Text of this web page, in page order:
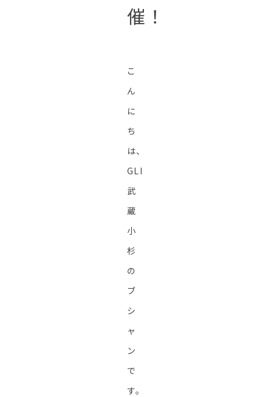
催！
こ
ん
に
ち
は、
GLI
武
蔵
小
杉
の
ブ
シ
ャ
ン
で
す。